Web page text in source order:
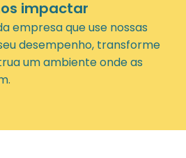
impactar
empresa que use nossas
desempenho, transforme
um ambiente onde as